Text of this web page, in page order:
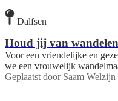
Dalfsen
Houd jij van wandelen
Voor een vriendelijke en
we een vrouwelijk
Geplaatst door Saam Welzijn